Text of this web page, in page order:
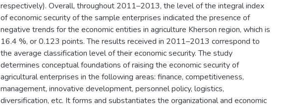
respectively). Overall, throughout 2011–2013, the level of the integral index
of economic security of the sample enterprises indicated the presence of
negative trends for the economic entities in agriculture Kherson region, which is
16.4 %, or 0.123 points. The results received in 2011–2013 correspond to
the average classification level of their economic security. The study
determines conceptual foundations of raising the economic security of
agricultural enterprises in the following areas: finance, competitiveness,
management, innovative development, personnel policy, logistics,
diversification, etc. It forms and substantiates the organizational and economic